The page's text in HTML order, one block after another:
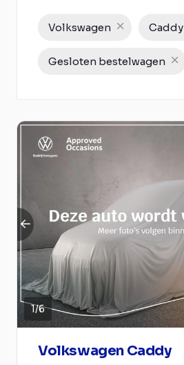
Volkswagen Caddy
Gesloten bestelwagen
1/6
Volkswagen Caddy